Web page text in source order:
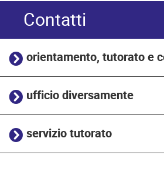
Contatti
orientamento, tutorato e
ufficio diversamente
servizio tutorato